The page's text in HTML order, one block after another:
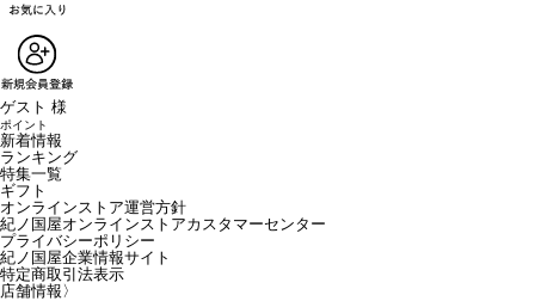
ゲスト 様
ポイント
新着情報
ランキング
特集一覧
ギフト
オンラインストア運営方針
紀ノ国屋オンラインストアカスタマーセンター
プライバシーポリシー
紀ノ国屋企業情報サイト
特定商取引法表示
店舗情報 〉